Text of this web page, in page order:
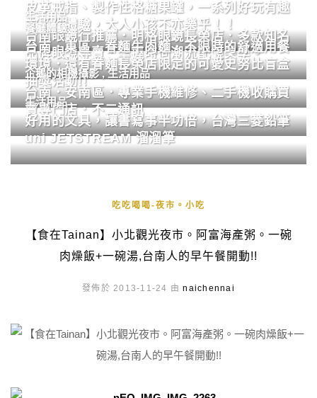
皮革戒指、製作性格糖果罐，一系列好玩有趣
的手作體驗，大人小孩不亦樂乎！！
生活用品
台南眼鏡行推薦．明格眼鏡長榮店．多款知名
品牌眼鏡專賣．掌握時尚潮流配鏡美學。
餐廳體驗
台南．東區．眷麵牛肉麵．不限時的舒適用餐
環境．還有眷麵長榮店限定的可愛史努比盲盒
抽獎活動!!
企鵝的相機攝影,生活用品
台南．安南區．專業手機維修、二手機收購買
賣專門店．不二通訊
生活用品
好用的文具，讓書寫事半功倍，台灣三菱鉛筆
uni JETSTREAM 溜溜筆
吃吃喝喝-夜市。小吃
【食在Tainan】小北觀光夜市。阿富海產粥。一碗
肉燥飯+一碗湯,台南人的早午餐開動!!
發佈於 2013-11-24 由naichennai